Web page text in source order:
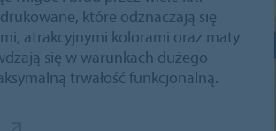
które odznaczają się
atrakcyjnymi kolorami oraz maty
się w warunkach dużego
trwałość funkcjonalną.